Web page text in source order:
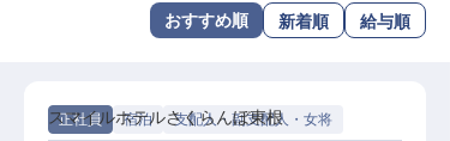
おもてなしHRについて
よくある質問
おすすめ順 新着順 給与順
正社員 宿泊 支配人・副支配人・女将
スマイルホテルさくらんぼ東根